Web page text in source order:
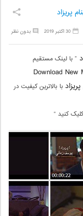
پریزاد
بدون نظر 30 اکتبر 2019
” با لینک مستقیم
Download New
پریزاد با بالاترین کیفیت در
کنید “